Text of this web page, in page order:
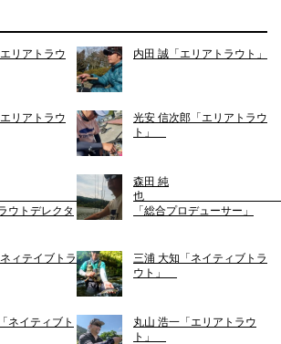
リアトラウ
内田 誠「エリアトラウト」
リアトラウ
光安 信次郎「エリアトラウ
ト」
ウトデレクタ
森田 純
「総合プロデューサー」
ィテイブトラ
三浦 大知「ネイティブトラ
ウト」
ネイティブト
丸山 浩一「エリアトラウ
ト」